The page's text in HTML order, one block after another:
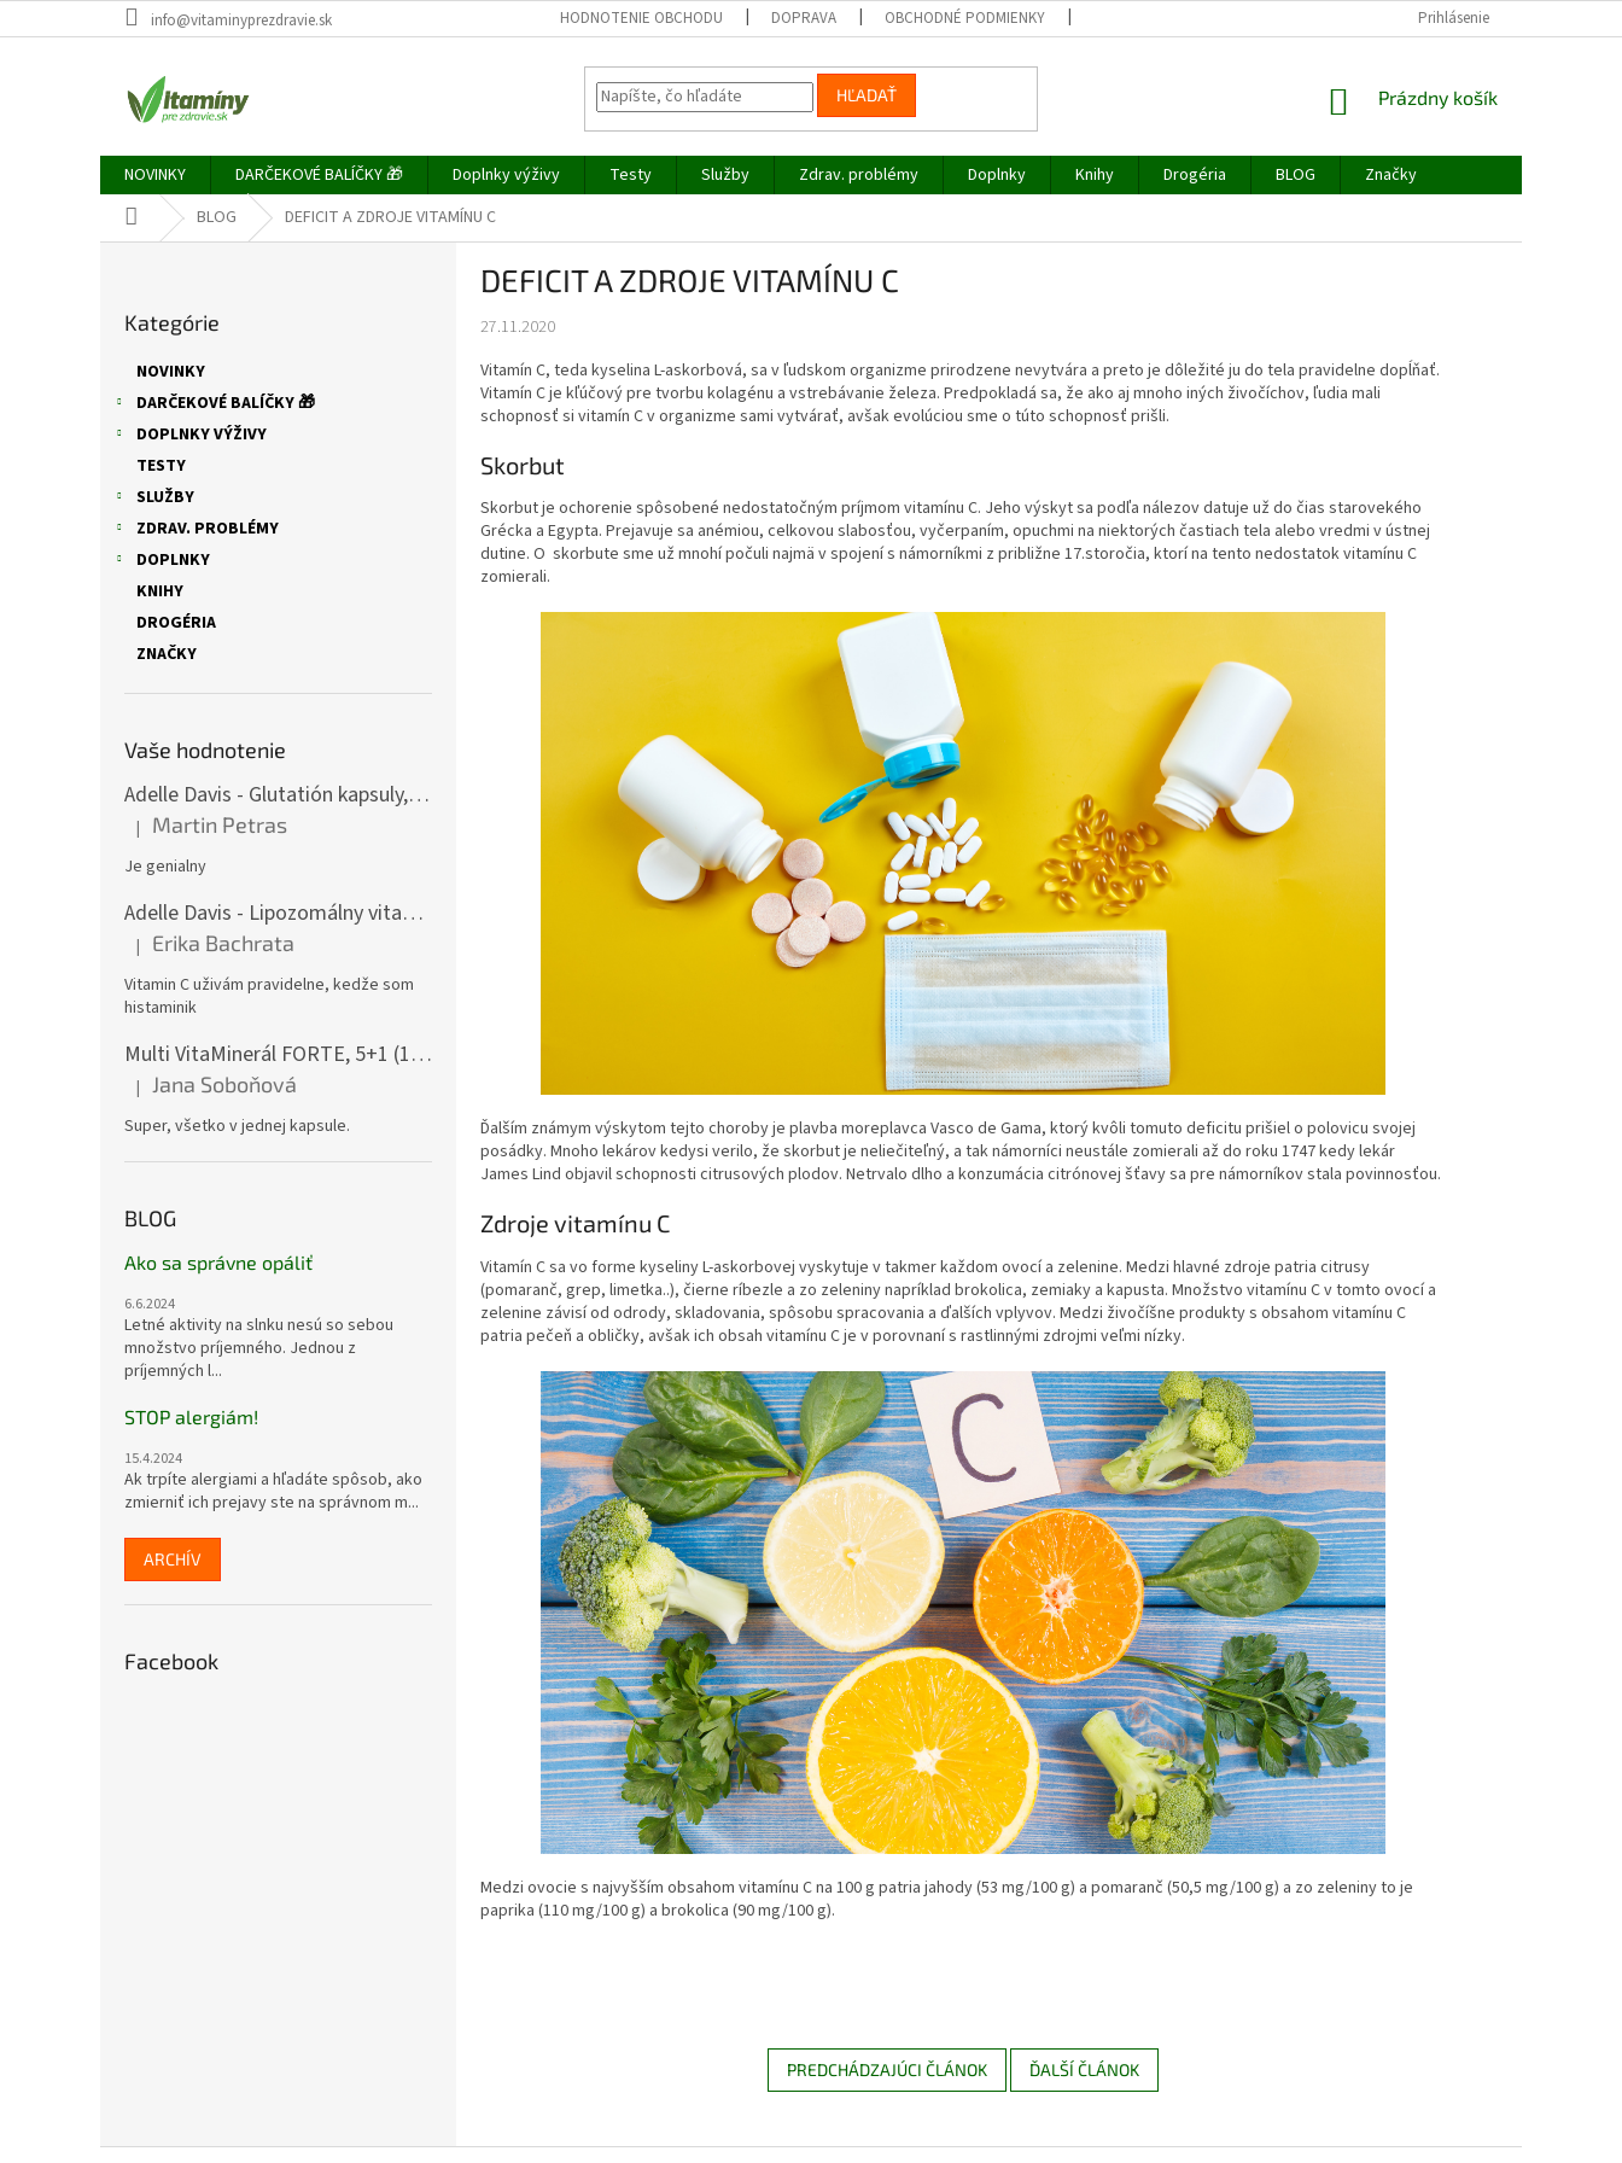
na
info@vitaminyprezdravie.sk HODNOTENIE OBCHODU DOPRAVA OBCHODNÉ PODMIENKY NAPÍŠTE NÁM
Prihlásenie
HĽADAŤ
NÁKUPNÝ
Prázdny košík
NOVINKY DARČEKOVÉ BALÍČKY 🎁 Doplnky výživy Testy Služby Zdrav. problémy Doplnky Knihy Drogéria BLOG
Značky
DomovBLOG DEFICIT A ZDROJE VITAMÍNU C
kategórie
Kategórie
NOVINKY
DARČEKOVÉ BALÍČKY 🎁
DOPLNKY VÝŽIVY
TESTY
SLUŽBY
ZDRAV. PROBLÉMY
DOPLNKY
KNIHY
DROGÉRIA
ZNAČKY
Vaše hodnotenie
Adelle Davis - Glutatión kapsuly, 30 denných dávok
Hodnotenie produktu je 5 z 5 hviezdičiek.
| Martin Petras
Je genialny
Adelle Davis - Lipozomálny vitamín C, 200 ml + Práškový vitamín C, 500 g
Hodnotenie produktu je 5 z 5 hviezdičiek.
| Erika Bachrata
Vitamin C uživám pravidelne, kedže som
histaminik
Multi VitaMinerál FORTE, 5+1 (180 gélových kapsúl) - - komplexný multivitamín
Hodnotenie produktu je 5 z 5 hviezdičiek.
| Jana Soboňová
Super, všetko v jednej kapsule.
BLOG
Ako sa správne opáliť
6.6.2024
Letné aktivity na slnku nesú so sebou
množstvo príjemného. Jednou z
príjemných l...
STOP alergiám!
15.4.2024
Ak trpíte alergiami a hľadáte spôsob, ako
zmierniť ich prejavy ste na správnom m...
ARCHÍV
Facebook
DEFICIT A ZDROJE VITAMÍNU C
27.11.2020
Vitamín C, teda kyselina L-askorbová, sa v ľudskom organizme prirodzene nevytvára a preto je dôležité ju do tela pravidelne dopĺňať.
Vitamín C je kľúčový pre tvorbu kolagénu a vstrebávanie železa. Predpokladá sa, že ako aj mnoho iných živočíchov, ľudia mali
schopnosť si vitamín C v organizme sami vytvárať, avšak evolúciou sme o túto schopnosť prišli.
Skorbut
Skorbut je ochorenie spôsobené nedostatočným príjmom vitamínu C. Jeho výskyt sa podľa nálezov datuje už do čias starovekého
Grécka a Egypta. Prejavuje sa anémiou, celkovou slabosťou, vyčerpaním, opuchmi na niektorých častiach tela alebo vredmi v ústnej
dutine. O skorbute sme už mnohí počuli najmä v spojení s námorníkmi z približne 17.storočia, ktorí na tento nedostatok vitamínu C
zomierali.
Ďalším známym výskytom tejto choroby je plavba moreplavca Vasco de Gama, ktorý kvôli tomuto deficitu prišiel o polovicu svojej
posádky. Mnoho lekárov kedysi verilo, že skorbut je neliečiteľný, a tak námorníci neustále zomierali až do roku 1747 kedy lekár
James Lind objavil schopnosti citrusových plodov. Netrvalo dlho a konzumácia citrónovej šťavy sa pre námorníkov stala povinnosťou.
Zdroje vitamínu C
Vitamín C sa vo forme kyseliny L-askorbovej vyskytuje v takmer každom ovocí a zelenine. Medzi hlavné zdroje patria citrusy
(pomaranč, grep, limetka..), čierne ríbezle a zo zeleniny napríklad brokolica, zemiaky a kapusta. Množstvo vitamínu C v tomto ovocí a
zelenine závisí od odrody, skladovania, spôsobu spracovania a ďalších vplyvov. Medzi živočíšne produkty s obsahom vitamínu C
patria pečeň a obličky, avšak ich obsah vitamínu C je v porovnaní s rastlinnými zdrojmi veľmi nízky.
Medzi ovocie s najvyšším obsahom vitamínu C na 100 g patria jahody (53 mg/100 g) a pomaranč (50,5 mg/100 g) a zo zeleniny to je
paprika (110 mg/100 g) a brokolica (90 mg/100 g).
PREDCHÁDZAJÚCI ČLÁNOK ĎALŠÍ ČLÁNOK